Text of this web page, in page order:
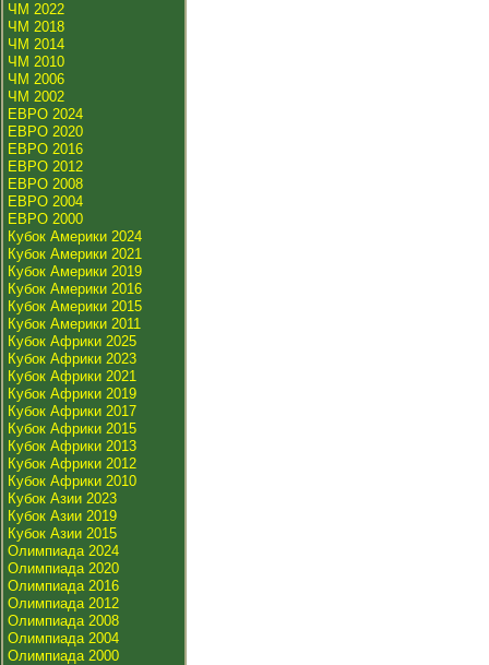
ЧМ 2022
ЧМ 2018
ЧМ 2014
ЧМ 2010
ЧМ 2006
ЧМ 2002
ЕВРО 2024
ЕВРО 2020
ЕВРО 2016
ЕВРО 2012
ЕВРО 2008
ЕВРО 2004
ЕВРО 2000
Кубок Америки 2024
Кубок Америки 2021
Кубок Америки 2019
Кубок Америки 2016
Кубок Америки 2015
Кубок Америки 2011
Кубок Африки 2025
Кубок Африки 2023
Кубок Африки 2021
Кубок Африки 2019
Кубок Африки 2017
Кубок Африки 2015
Кубок Африки 2013
Кубок Африки 2012
Кубок Африки 2010
Кубок Азии 2023
Кубок Азии 2019
Кубок Азии 2015
Олимпиада 2024
Олимпиада 2020
Олимпиада 2016
Олимпиада 2012
Олимпиада 2008
Олимпиада 2004
Олимпиада 2000